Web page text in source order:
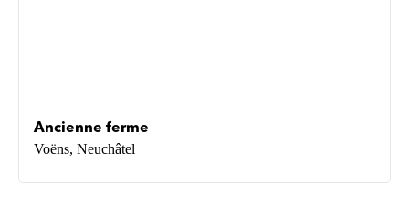
Ancienne ferme
Voëns, Neuchâtel